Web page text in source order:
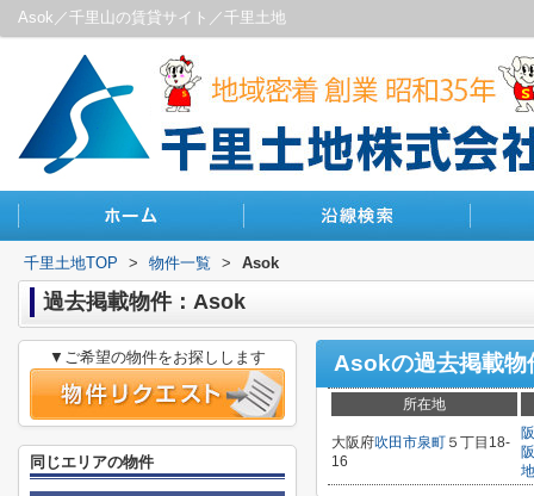
Asok／千里山の賃貸サイト／千里土地
千里土地TOP > 物件一覧 > Asok
過去掲載物件：Asok
Asokの過去掲載物
所在地
大阪府吹田市泉町 ５丁目18-
16
▼ご希望の物件をお探しします
同じエリアの物件